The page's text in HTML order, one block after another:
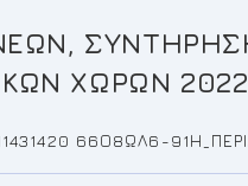
ΧΩΡΩΝ 2022
66Ο8ΩΛ6-